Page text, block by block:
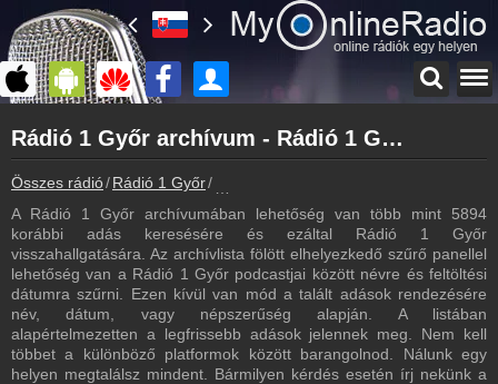
myonlineradio.hu
Rádió 1 Győr
Vissza a Rádió 1 Győr oldalára
Bejelentkezés
Hozz létre saját fiókot!
Most szól
Tudd meg mi szólt eddig
Frekvenciák
Rádió 1 Győr frekvencia
Rádió 1 Győr archívum - Rádió 1 Győr podcasts - Rádió 1 Győr visszahallgatás
Összes rádió Rádió 1 Győr
A Rádió 1 Győr archívumában lehetőség van több mint 5894
korábbi adás keresésére és ezáltal Rádió 1 Győr
visszahallgatására. Az archívlista fölött elhelyezkedő szűrő panellel
lehetőség van a Rádió 1 Győr podcastjai között névre és feltöltési
dátumra szűrni. Ezen kívül van mód a talált adások rendezésére
név, dátum, vagy népszerűség alapján. A listában
alapértelmezetten a legfrissebb adások jelennek meg. Nem kell
többet a különböző platformok között barangolnod. Nálunk egy
helyen megtalálsz mindent. Bármilyen kérdés esetén írj nekünk a